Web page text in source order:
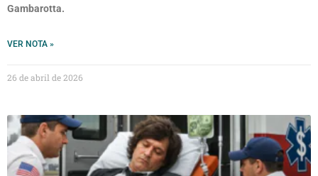
Gambarotta.
VER NOTA »
26 de abril de 2026